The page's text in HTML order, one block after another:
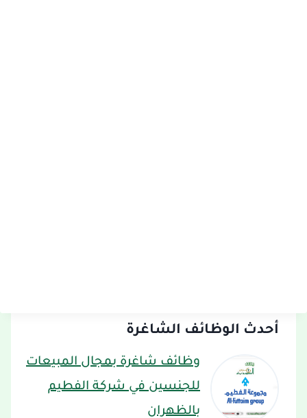
أحدث الوظائف الشاغرة
وظائف شاغرة بمجال المبيعات
للجنسين في شركة الفطيم
بالظهران